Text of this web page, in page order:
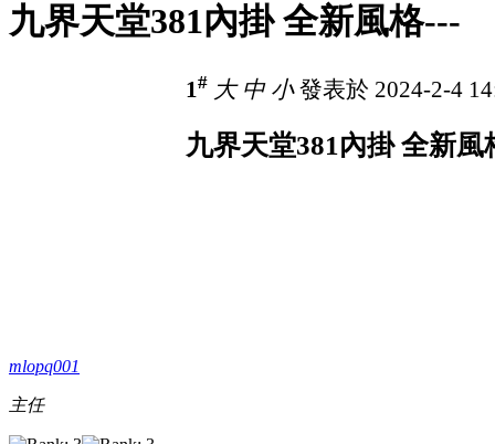
九界天堂381內掛 全新風格---
mlopq001
主任
1# 大 中 小發表於 2024-2-4
九界天堂381內掛 全新風